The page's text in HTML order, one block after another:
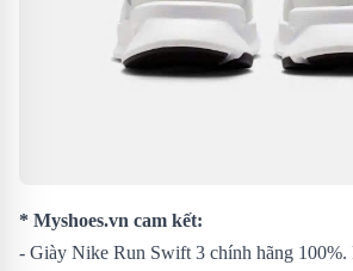
* Myshoes.vn cam kết:
- Giày Nike Run Swift 3 chính hãng 100%.